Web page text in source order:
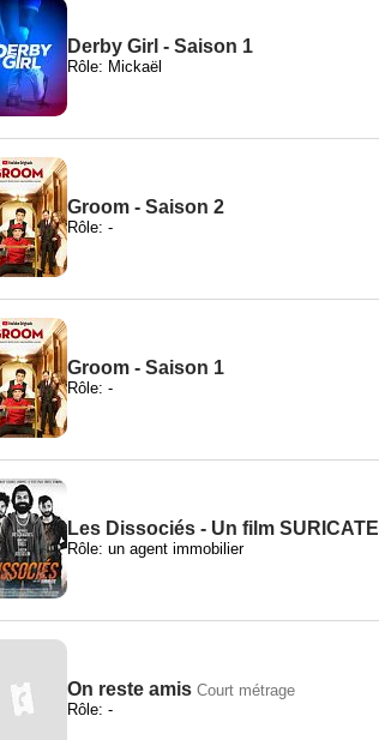
Derby Girl - Saison 1
Rôle: Mickaël
Groom - Saison 2
Rôle: -
Groom - Saison 1
Rôle: -
Les Dissociés - Un film SURICATE
Rôle: un agent immobilier
On reste amis Court métrage
Rôle: -